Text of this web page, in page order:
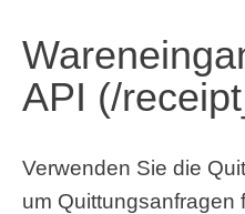
API (/
Verwenden Sie die
um Quittungsanfragen